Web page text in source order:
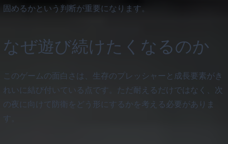
固めるかという判断が重要になります。
なぜ遊び続けたくなるのか
このゲームの面白さは、生存のプレッシャーと成長要素がき
れいに結び付いている点です。ただ耐えるだけではなく、次
の夜に向けて防衛をどう形にするかを考える必要がありま
す。